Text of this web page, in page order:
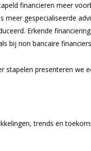
financieren meer
meer gespecialiseerde
Erkende
bij non bancaire
stapelen presenteren we
trends en